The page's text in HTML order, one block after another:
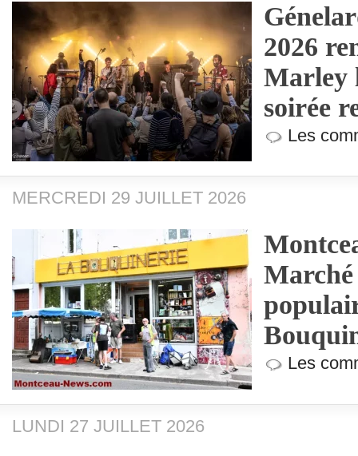
2026
Marley
soirée
Les
MERCREDI 29 JUILLET 2026
Marché
Les
LUNDI 27 JUILLET 2026